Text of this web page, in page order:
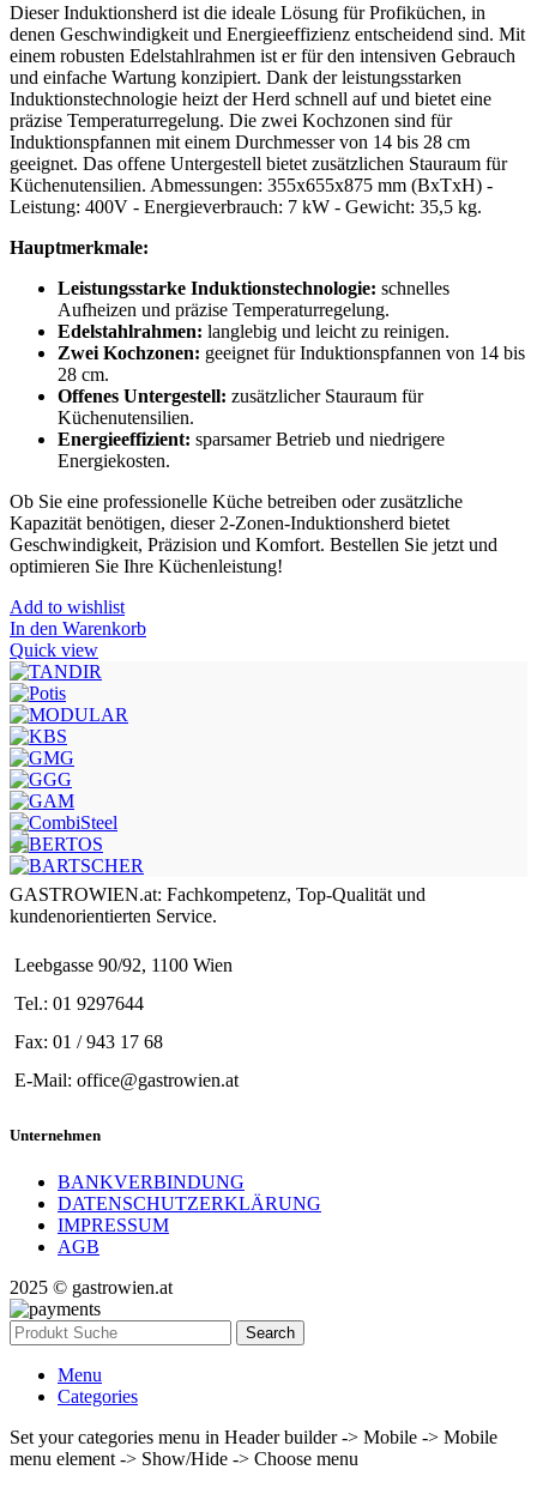
Dieser Induktionsherd ist die ideale Lösung für Profiküchen, in
denen Geschwindigkeit und Energieeffizienz entscheidend sind. Mit
einem robusten Edelstahlrahmen ist er für den intensiven Gebrauch
und einfache Wartung konzipiert. Dank der leistungsstarken
Induktionstechnologie heizt der Herd schnell auf und bietet eine
präzise Temperaturregelung. Die zwei Kochzonen sind für
Induktionspfannen mit einem Durchmesser von 14 bis 28 cm
geeignet. Das offene Untergestell bietet zusätzlichen Stauraum für
Küchenutensilien. Abmessungen: 355x655x875 mm (BxTxH) -
Leistung: 400V - Energieverbrauch: 7 kW - Gewicht: 35,5 kg.
Hauptmerkmale:
Leistungsstarke Induktionstechnologie: schnelles
Aufheizen und präzise Temperaturregelung.
Edelstahlrahmen: langlebig und leicht zu reinigen.
Zwei Kochzonen: geeignet für Induktionspfannen von 14 bis
28 cm.
Offenes Untergestell: zusätzlicher Stauraum für
Küchenutensilien.
Energieeffizient: sparsamer Betrieb und niedrigere
Energiekosten.
Ob Sie eine professionelle Küche betreiben oder zusätzliche
Kapazität benötigen, dieser 2-Zonen-Induktionsherd bietet
Geschwindigkeit, Präzision und Komfort. Bestellen Sie jetzt und
optimieren Sie Ihre Küchenleistung!
Add to wishlist
In den Warenkorb
Quick view
GASTROWIEN.at: Fachkompetenz, Top-Qualität und
kundenorientierten Service.
Leebgasse 90/92, 1100 Wien
Tel.: 01 9297644
Fax: 01 / 943 17 68
E-Mail: office@gastrowien.at
Unternehmen
BANKVERBINDUNG
DATENSCHUTZERKLÄRUNG
IMPRESSUM
AGB
2025 © gastrowien.at
Search
Menu
Categories
Set your categories menu in Header builder -> Mobile -> Mobile
menu element -> Show/Hide -> Choose menu